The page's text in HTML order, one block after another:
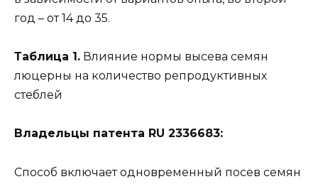
год – от 14 до 35.
Таблица 1. Влияние нормы высева семян
люцерны на количество репродуктивных
стеблей
Владельцы патента RU 2336683:
Способ включает одновременный посев семян